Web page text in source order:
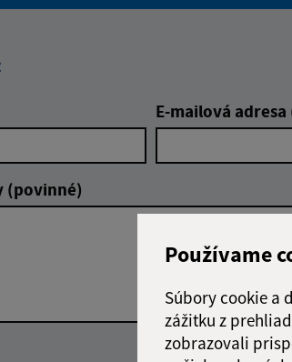
Používame
Súbory cookie a
zážitku z
zobrazovali
E-mailová
(povinné)